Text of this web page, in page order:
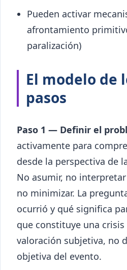
Pueden activar
afrontamiento
paralización)
El modelo de
pasos
Paso 1 — Definir el
activamente para
desde la perspectiva de
No asumir, no
no minimizar. La
ocurrió y qué significa
que constituye una crisis
valoración subjetiva, no
objetiva del evento.